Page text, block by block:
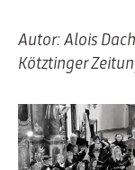
Autor: Alois
Kötztinger